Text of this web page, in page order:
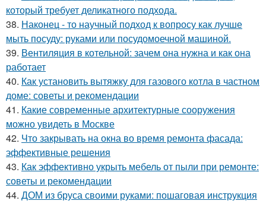
который требует деликатного подхода.
38. Наконец - то научный подход к вопросу как лучше
мыть посуду: руками или посудомоечной машиной.
39. Вентиляция в котельной: зачем она нужна и как она
работает
40. Как установить вытяжку для газового котла в частном
доме: советы и рекомендации
41. Какие современные архитектурные сооружения
можно увидеть в Москве
42. Что закрывать на окна во время ремонта фасада:
эффективные решения
43. Как эффективно укрыть мебель от пыли при ремонте:
советы и рекомендации
44. ДОМ из бруса своими руками: пошаговая инструкция